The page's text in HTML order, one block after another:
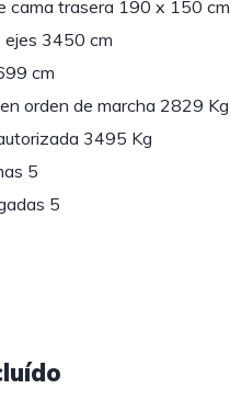
cama trasera 190 x 150 cm
ejes 3450 cm
cm
orden de marcha 2829 Kg
3495 Kg
5
5